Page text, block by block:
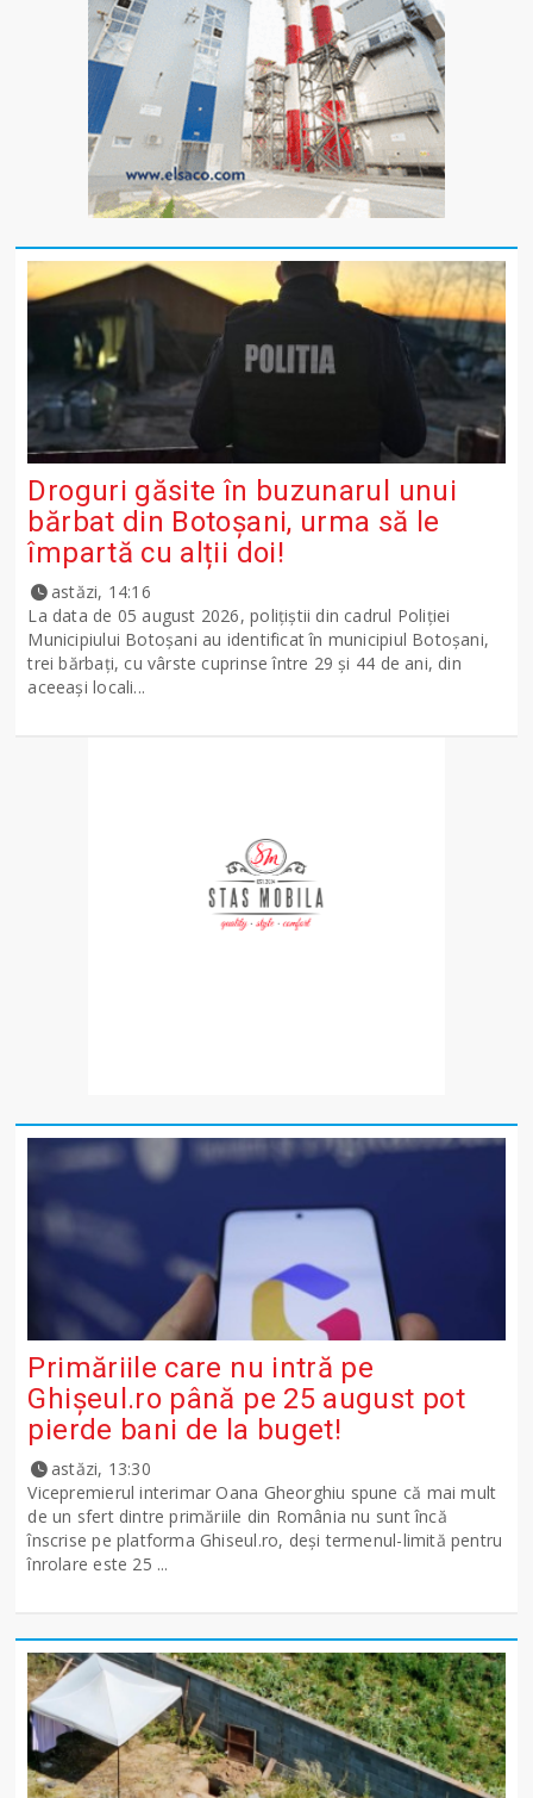
Droguri găsite în buzunarul unui
bărbat din Botoșani, urma să le
împartă cu alții doi!
astăzi, 14:16
La data de 05 august 2026, polițiștii din cadrul Poliției
Municipiului Botoșani au identificat în municipiul Botoșani,
trei bărbați, cu vârste cuprinse între 29 și 44 de ani, din
aceeași locali...
Primăriile care nu intră pe
Ghişeul.ro până pe 25 august pot
pierde bani de la buget!
astăzi, 13:30
Vicepremierul interimar Oana Gheorghiu spune că mai mult
de un sfert dintre primăriile din România nu sunt încă
înscrise pe platforma Ghiseul.ro, deși termenul-limită pentru
înrolare este 25 ...